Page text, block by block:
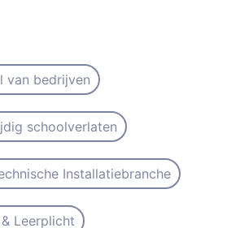
van bedrijven
schoolverlaten
Installatiebranche
Leerplicht